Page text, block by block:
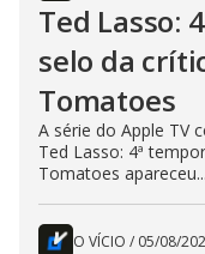
Ted Lasso:
selo da
Tomatoes
A série do Apple TV
Ted Lasso: 4ª
Tomatoes apareceu...
O VÍCIO / 05/08/